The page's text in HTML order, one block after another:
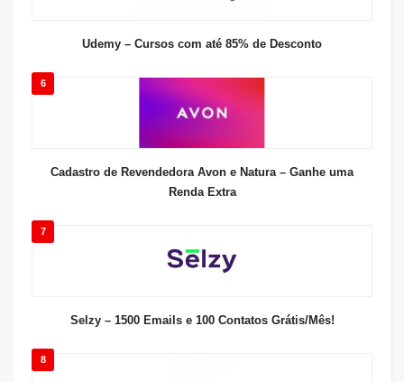
Udemy – Cursos com até 85% de Desconto
6
Cadastro de Revendedora Avon e Natura – Ganhe uma
Renda Extra
7
Selzy – 1500 Emails e 100 Contatos Grátis/Mês!
8